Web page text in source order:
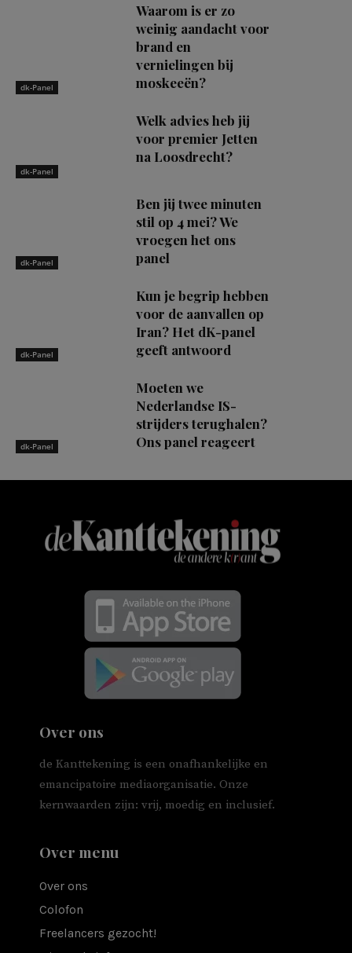
dk-Panel
Waarom is er zo
weinig aandacht voor
brand en
vernielingen bij
moskeeën?
dk-Panel
Welk advies heb jij
voor premier Jetten
na Loosdrecht?
dk-Panel
Ben jij twee minuten
stil op 4 mei? We
vroegen het ons
panel
dk-Panel
Kun je begrip hebben
voor de aanvallen op
Iran? Het dK-panel
geeft antwoord
dk-Panel
Moeten we
Nederlandse IS-
strijders terughalen?
Ons panel reageert
Over ons
de Kanttekening is een onafhankelijke en
emancipatoire mediaorganisatie. Onze
kernwaarden zijn: vrij, moedig en inclusief.
Over menu
Over ons
Colofon
Freelancers gezocht!